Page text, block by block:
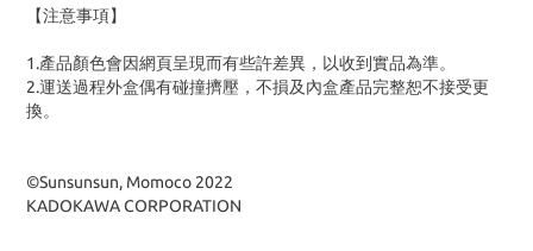
【注意事項】
1.產品顏色會因網頁呈現而有些許差異，以收到實品為準。
2.運送過程外盒偶有碰撞擠壓，不損及內盒產品完整恕不接受更
換。
©Sunsunsun, Momoco 2022
KADOKAWA CORPORATION